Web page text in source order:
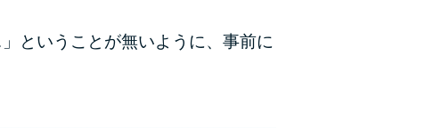
ということが無いように、事前に